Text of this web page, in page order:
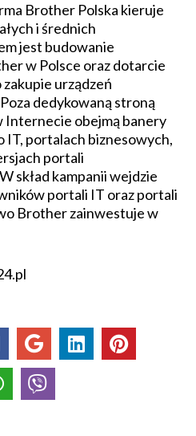
Brother Polska kieruje
i średnich
jest budowanie
w Polsce oraz dotarcie
urządzeń
dedykowaną stroną
Internecie obejmą banery
IT, portalach biznesowych,
portali
skład kampanii wejdzie
portali IT oraz portali
Brother zainwestuje w